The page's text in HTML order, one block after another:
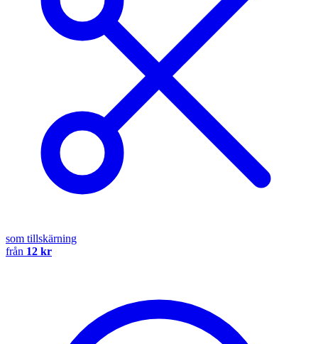
som tillskärning
från 12 kr